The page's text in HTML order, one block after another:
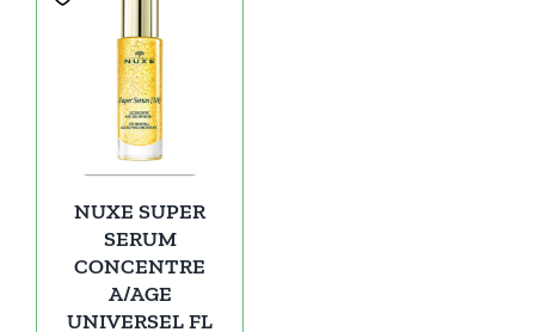
NUXE SUPER
SERUM
CONCENTRE
A/AGE
UNIVERSEL FL